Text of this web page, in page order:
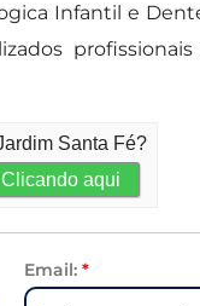
Infantil e
Santa Fé?
Clicando aqui
Email: *